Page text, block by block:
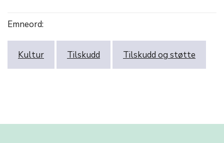
Emneord:
Kultur Tilskudd Tilskudd og støtte